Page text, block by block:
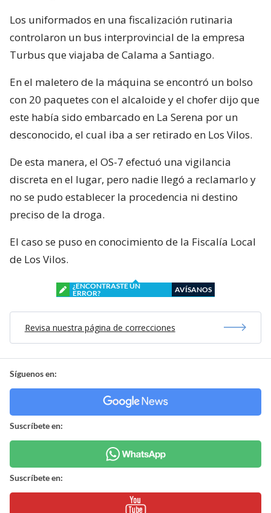
Los uniformados en una fiscalización rutinaria
controlaron un bus interprovincial de la empresa
Turbus que viajaba de Calama a Santiago.
En el maletero de la máquina se encontró un bolso
con 20 paquetes con el alcaloide y el chofer dijo que
este había sido embarcado en La Serena por un
desconocido, el cual iba a ser retirado en Los Vilos.
De esta manera, el OS-7 efectuó una vigilancia
discreta en el lugar, pero nadie llegó a reclamarlo y
no se pudo establecer la procedencia ni destino
preciso de la droga.
El caso se puso en conocimiento de la Fiscalía Local
de Los Vilos.
¿ENCONTRASTE UN
ERROR?
AVÍSANOS
Revisa nuestra página de correcciones
Síguenos en:
Suscríbete en:
Suscríbete en: